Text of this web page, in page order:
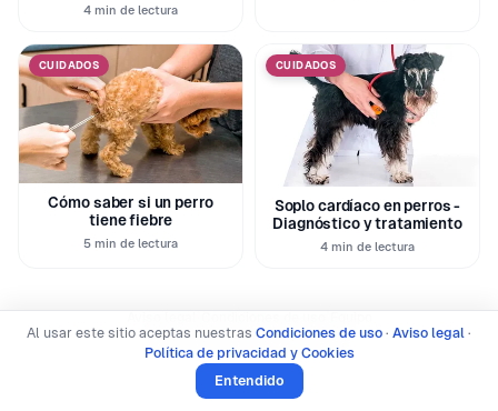
4 min de lectura
CUIDADOS
Cómo saber si un perro
tiene fiebre
5 min de lectura
CUIDADOS
Soplo cardíaco en perros -
Diagnóstico y tratamiento
4 min de lectura
Política de privacidad y Cookies
© 2026 SoyUnPerro · Todos los derechos reservados
Al usar este sitio aceptas nuestras Condiciones de uso · Aviso legal ·
Política de privacidad y Cookies
Entendido